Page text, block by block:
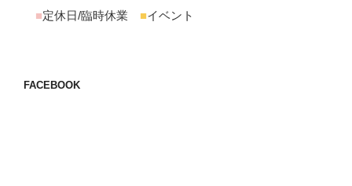
■定休日/臨時休業 ■イベント
FACEBOOK